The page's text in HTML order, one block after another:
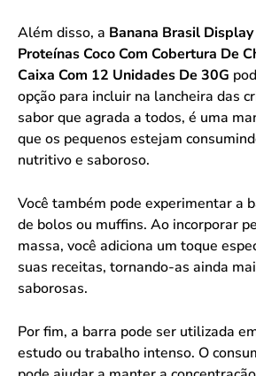
Além disso, a Banana Brasil
Proteínas Coco Com Cobertura De
Caixa Com 12 Unidades De 30G
opção para incluir na lancheira das
sabor que agrada a todos, é uma
que os pequenos estejam
nutritivo e saboroso.
Você também pode experimentar a
de bolos ou muffins. Ao incorporar
massa, você adiciona um toque
suas receitas, tornando-as ainda
saborosas.
Por fim, a barra pode ser utilizada
estudo ou trabalho intenso. O